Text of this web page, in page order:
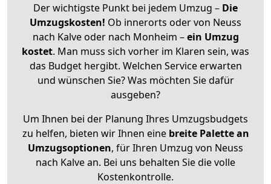
Der wichtigste Punkt bei jedem Umzug – Die
Umzugskosten! Ob innerorts oder von Neuss
nach Kalve oder nach Monheim –ein Umzug
kostet. Man muss sich vorher im Klaren sein, was
das Budget hergibt. Welchen Service erwarten
und wünschen Sie? Was möchten Sie dafür
ausgeben?
Um Ihnen bei der Planung Ihres Umzugsbudgets
zu helfen, bieten wir Ihnen eine breite Palette an
Umzugsoptionen, für Ihren Umzug von Neuss
nach Kalve an. Bei uns behalten Sie die volle
Kostenkontrolle.